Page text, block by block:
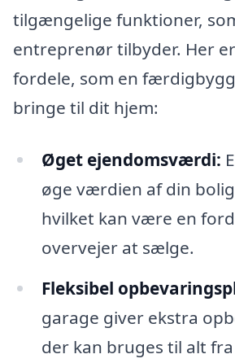
tilgængelige funktioner,
entreprenør tilbyder. Her
fordele, som en
bringe til dit hjem:
Øget ejendomsværdi:
øge værdien af din
hvilket kan være en
overvejer at sælge.
Fleksibel
garage giver ekstra
der kan bruges til alt